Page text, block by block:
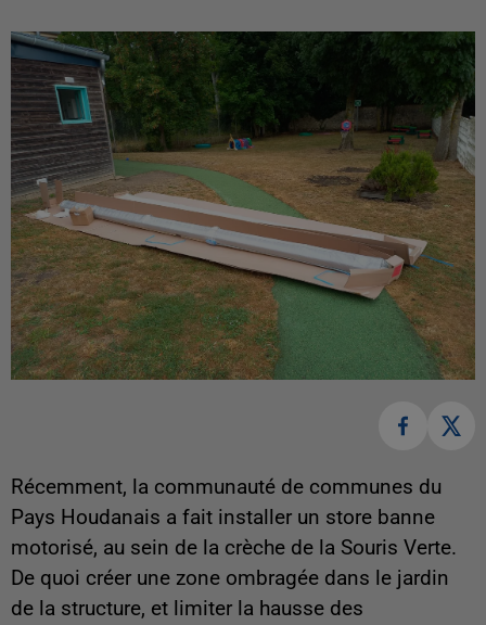
Récemment, la communauté de communes du
Pays Houdanais a fait installer un store banne
motorisé, au sein de la crèche de la Souris Verte.
De quoi créer une zone ombragée dans le jardin
de la structure, et limiter la hausse des